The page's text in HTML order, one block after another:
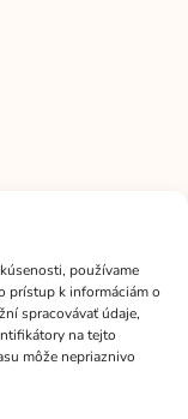
používame
prístup k informáciám o
spracovávať údaje,
na tejto
môže nepriaznivo